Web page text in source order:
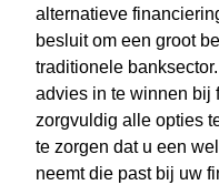
alternatieve
besluit om een groot
traditionele
advies in te winnen bij
zorgvuldig alle opties
te zorgen dat u een
neemt die past bij uw